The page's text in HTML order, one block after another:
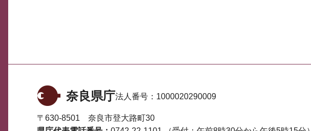
奈良県庁法人番号： 1000020290009
〒630-8501 奈良市登大路町30